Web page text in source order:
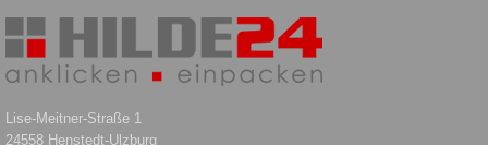
Lise-Meitner-Straße 1
24558 Henstedt-Ulzburg